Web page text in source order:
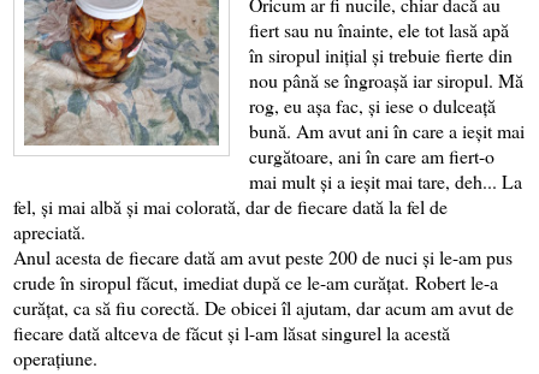
fiert sau nu înainte, ele tot lasă apă
în siropul inițial și trebuie fierte din
nou până se îngroașă iar siropul. Mă
rog, eu așa fac, și iese o dulceață
bună. Am avut ani în care a ieșit mai
curgătoare, ani în care am fiert-o
mai mult și a ieșit mai tare, deh... La
fel, și mai albă și mai colorată, dar de fiecare dată la fel de
apreciată.
Anul acesta de fiecare dată am avut peste 200 de nuci și le-am pus
crude în siropul făcut, imediat după ce le-am curățat. Robert le-a
curățat, ca să fiu corectă. De obicei îl ajutam, dar acum am avut de
fiecare dată altceva de făcut și l-am lăsat singurel la acestă
operațiune.